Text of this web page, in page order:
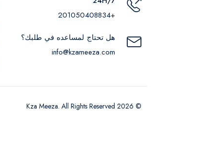
+201050408834
هل تحتاج لمساعده في طلبك؟
info@kzameeza.com
© 2026 Kza Meeza. All Rights Reserved